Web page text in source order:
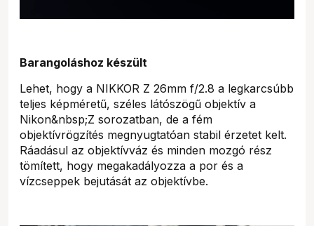
Barangoláshoz készült
Lehet, hogy a NIKKOR Z 26mm f/2.8 a legkarcsúbb
teljes képméretű, széles látószögű objektív a
Nikon&nbsp;Z sorozatban, de a fém
objektívrögzítés megnyugtatóan stabil érzetet kelt.
Ráadásul az objektívváz és minden mozgó rész
tömített, hogy megakadályozza a por és a
vízcseppek bejutását az objektívbe.